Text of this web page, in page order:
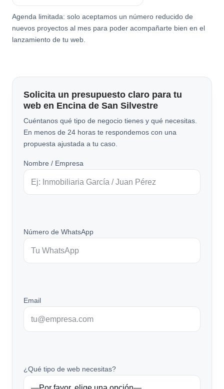
Agenda limitada: solo aceptamos un número reducido de
nuevos proyectos al mes para poder acompañarte bien en el
lanzamiento de tu web.
Solicita un presupuesto claro para tu
web en Encina de San Silvestre
Cuéntanos qué tipo de negocio tienes y qué necesitas.
En menos de 24 horas te respondemos con una
propuesta ajustada a tu caso.
Nombre / Empresa
Número de WhatsApp
Email
¿Qué tipo de web necesitas?